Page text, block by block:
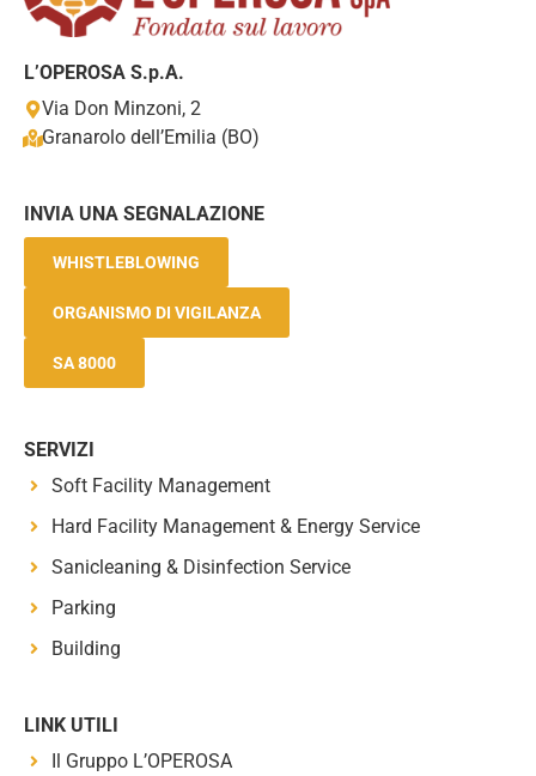
L’OPEROSA S.p.A.
Via Don Minzoni, 2
Granarolo dell’Emilia (BO)
INVIA UNA SEGNALAZIONE
WHISTLEBLOWING
ORGANISMO DI VIGILANZA
SA 8000
SERVIZI
Soft Facility Management
Hard Facility Management & Energy Service
Sanicleaning & Disinfection Service
Parking
Building
LINK UTILI
Il Gruppo L’OPEROSA